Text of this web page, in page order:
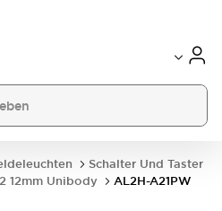
Schalter Und Taster
12mm Unibody AL2H-A21PW